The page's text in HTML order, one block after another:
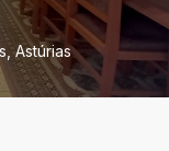
Astúrias